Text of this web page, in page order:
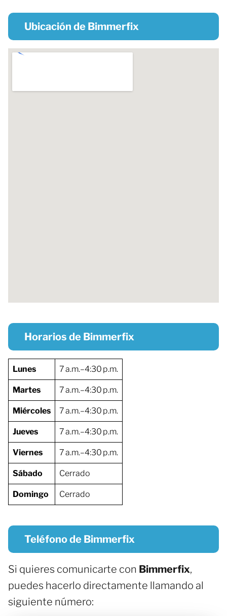
Ubicación de Bimmerfix
Horarios de Bimmerfix
Lunes 7 a.m.–4:30 p.m.
Martes 7 a.m.–4:30 p.m.
Miércoles 7 a.m.–4:30 p.m.
Jueves 7 a.m.–4:30 p.m.
Viernes 7 a.m.–4:30 p.m.
Sábado Cerrado
Domingo Cerrado
Teléfono de Bimmerfix
Si quieres comunicarte con Bimmerfix,
puedes hacerlo directamente llamando al
siguiente número: